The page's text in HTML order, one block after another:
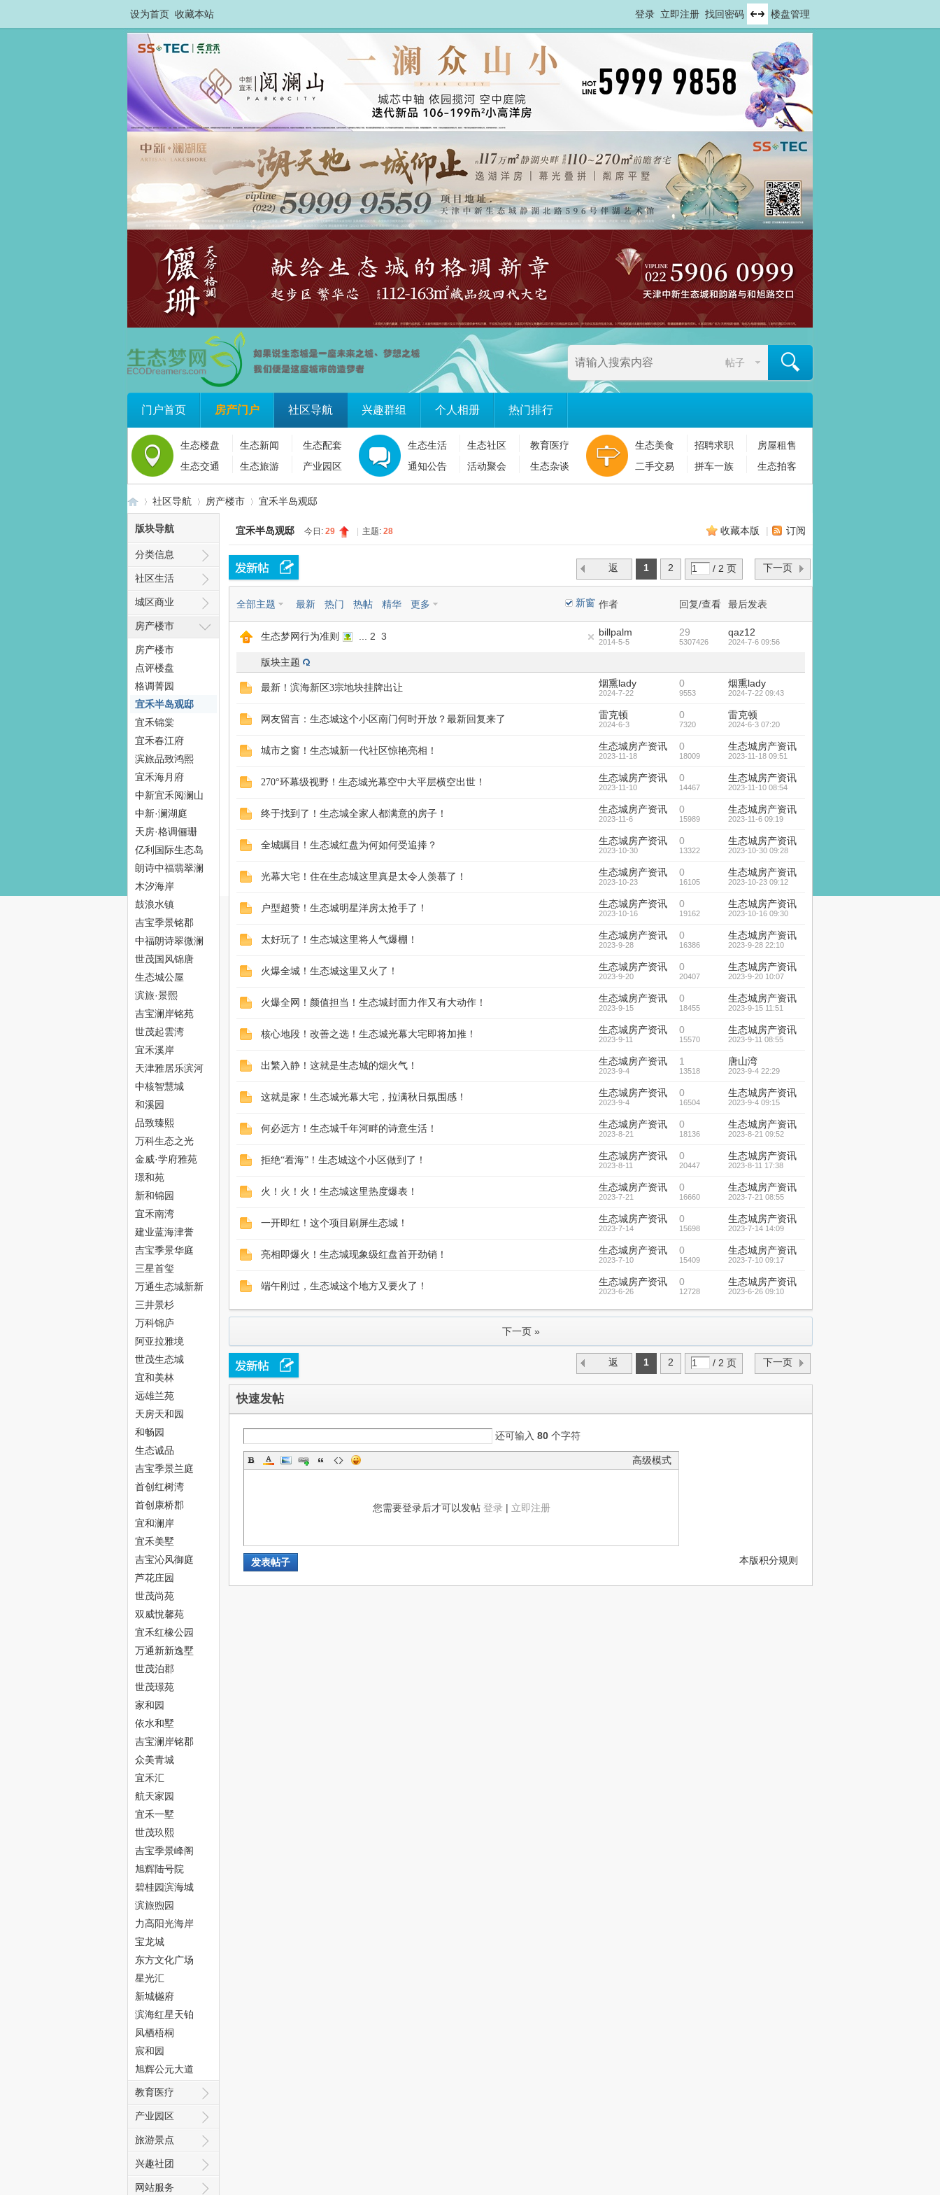
设为首页 收藏本站 登录 立即注册 找回密码 楼盘管理
帖子
门户首页 房产门户 社区导航 兴趣群组 个人相册 热门排行
搜索
生态楼盘 生态新闻
生态配套
生态交通
生态旅游 产业园区
生态生活 生态社区
教育医疗
通知公告
活动聚会 生态杂谈
生态美食 招聘求职
房屋租售
二手交易
拼车一族 生态拍客
生
态
网
新
天
津
生
态
»
社区导航 房产楼市
›
宜禾半岛观邸
版块导航
分类信息
社区生活
城区商业
房产楼市
房产楼市
点评楼盘
格调菁园
宜禾半岛观邸
宜禾锦棠
宜禾春江府
滨旅品致鸿熙
宜禾海月府
中新宜禾阅澜山
中新·澜湖庭
天房·格调俪珊
亿利国际生态岛
朗诗中福翡翠澜
湾
木汐海岸
鼓浪水镇
吉宝季景铭郡
中福朗诗翠微澜
阁
世茂国风锦唐
生态城公屋
滨旅·景熙
吉宝澜岸铭苑
世茂起雲湾
宜禾溪岸
天津雅居乐滨河
雅郡
中核智慧城
和溪园
品致臻熙
万科生态之光
金威·学府雅苑
璟和苑
新和锦园
宜禾南湾
建业蓝海津誉
吉宝季景华庭
三星首玺
万通生态城新新
家园
三井景杉
万科锦庐
阿亚拉雅境
世茂生态城
宜和美林
远雄兰苑
天房天和园
和畅园
生态诚品
吉宝季景兰庭
首创红树湾
首创康桥郡
宜和澜岸
宜禾美墅
吉宝沁风御庭
芦花庄园
世茂尚苑
双威悅馨苑
宜禾红橡公园
万通新新逸墅
世茂泊郡
世茂璟苑
家和园
依水和墅
吉宝澜岸铭郡
众美青城
宜禾汇
航天家园
宜禾一墅
世茂玖熙
吉宝季景峰阁
旭辉陆号院
碧桂园滨海城
滨旅煦园
力高阳光海岸
宝龙城
东方文化广场
星光汇
新城樾府
滨海红星天铂
凤栖梧桐
宸和园
旭辉公元大道
教育医疗
产业园区
旅游景点
兴趣社团
网站服务
收藏本版 | 订阅
宜禾半岛观邸 今日: 29 主题: 28
1 2 / 2 页 下一页
返
回
新窗
全部主题 最新 热门 热帖 精华 更多 作者 回复/查看 最后发表
生态梦网行为准则 2 3 billpalm
2014-5-5
29
5307426
qaz12
2024-7-6 09:56
版块主题
最新！滨海新区3宗地块挂牌出让 烟熏lady
2024-7-22
0
9553
烟熏lady
2024-7-22 09:43
网友留言：生态城这个小区南门何时开放？最新回复来了 雷克顿
2024-6-3
0
7320
雷克顿
2024-6-3 07:20
城市之窗！生态城新一代社区惊艳亮相！ 生态城房产资讯
2023-11-18
0
18009
生态城房产资讯
2023-11-18 09:51
270°环幕级视野！生态城光幕空中大平层横空出世！ 生态城房产资讯
2023-11-10
0
14467
生态城房产资讯
2023-11-10 08:54
终于找到了！生态城全家人都满意的房子！ 生态城房产资讯
2023-11-6
0
15989
生态城房产资讯
2023-11-6 09:19
全城瞩目！生态城红盘为何如何受追捧？ 生态城房产资讯
2023-10-30
0
13322
生态城房产资讯
2023-10-30 09:28
光幕大宅！住在生态城这里真是太令人羡慕了！ 生态城房产资讯
2023-10-23
0
16105
生态城房产资讯
2023-10-23 09:12
户型超赞！生态城明星洋房太抢手了！ 生态城房产资讯
2023-10-16
0
19162
生态城房产资讯
2023-10-16 09:30
太好玩了！生态城这里将人气爆棚！ 生态城房产资讯
2023-9-28
0
16386
生态城房产资讯
2023-9-28 22:10
火爆全城！生态城这里又火了！ 生态城房产资讯
2023-9-20
0
20407
生态城房产资讯
2023-9-20 10:07
火爆全网！颜值担当！生态城封面力作又有大动作！ 生态城房产资讯
2023-9-15
0
18455
生态城房产资讯
2023-9-15 11:51
核心地段！改善之选！生态城光幕大宅即将加推！ 生态城房产资讯
2023-9-11
0
15570
生态城房产资讯
2023-9-11 08:55
出繁入静！这就是生态城的烟火气！ 生态城房产资讯
2023-9-4
1
13518
唐山湾
2023-9-4 22:29
这就是家！生态城光幕大宅，拉满秋日氛围感！ 生态城房产资讯
2023-9-4
0
16504
生态城房产资讯
2023-9-4 09:15
何必远方！生态城千年河畔的诗意生活！ 生态城房产资讯
2023-8-21
0
18136
生态城房产资讯
2023-8-21 09:52
拒绝“看海”！生态城这个小区做到了！ 生态城房产资讯
2023-8-11
0
20447
生态城房产资讯
2023-8-11 17:38
火！火！火！生态城这里热度爆表！ 生态城房产资讯
2023-7-21
0
16660
生态城房产资讯
2023-7-21 08:55
一开即红！这个项目刷屏生态城！ 生态城房产资讯
2023-7-14
0
15698
生态城房产资讯
2023-7-14 14:09
亮相即爆火！生态城现象级红盘首开劲销！ 生态城房产资讯
2023-7-10
0
15409
生态城房产资讯
2023-7-10 09:17
端午刚过，生态城这个地方又要火了！ 生态城房产资讯
2023-6-26
0
12728
生态城房产资讯
2023-6-26 09:10
下一页 »
1 2 / 2 页 下一页
返
快速发帖
还可输入 80 个字符
高级模式
您需要登录后才可以发帖 登录 | 立即注册
本版积分规则
发表帖子